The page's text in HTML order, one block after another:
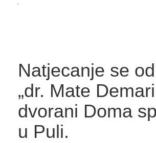
Natjecanje se
„dr. Mate
dvorani Doma
u Puli.